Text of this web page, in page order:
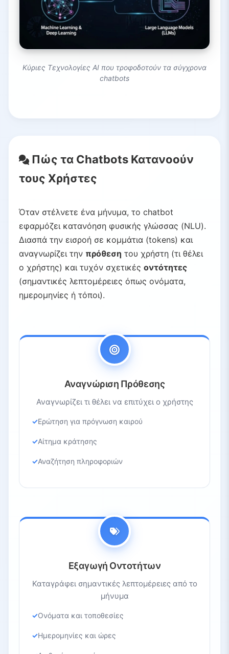
Κύριες Τεχνολογίες AI που τροφοδοτούν τα σύγχρονα
chatbots
Πώς τα Chatbots Κατανοούν
τους Χρήστες
Όταν στέλνετε ένα μήνυμα, το chatbot
εφαρμόζει κατανόηση φυσικής γλώσσας (NLU).
Διασπά την εισροή σε κομμάτια (tokens) και
αναγνωρίζει την πρόθεση του χρήστη (τι θέλει
ο χρήστης) και τυχόν σχετικές οντότητες
(σημαντικές λεπτομέρειες όπως ονόματα,
ημερομηνίες ή τόποι).
Αναγνώριση Πρόθεσης
Αναγνωρίζει τι θέλει να επιτύχει ο χρήστης
Ερώτηση για πρόγνωση καιρού
Αίτημα κράτησης
Αναζήτηση πληροφοριών
Εξαγωγή Οντοτήτων
Καταγράφει σημαντικές λεπτομέρειες από το
μήνυμα
Ονόματα και τοποθεσίες
Ημερομηνίες και ώρες